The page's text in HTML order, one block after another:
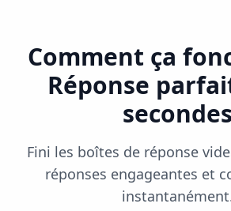
Comment ça
Réponse
secondes
Fini les boîtes de réponse
réponses engageantes et